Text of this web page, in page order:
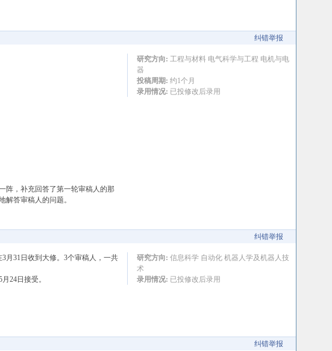
纠错举报
阵，补充回答了第一轮审稿人的那
答审稿人的问题。
研究方向: 工程与材料 电气科学与工程 电机与电
器
投稿周期: 约1个月
录用情况: 已投修改后录用
纠错举报
月31日收到大修。3个审稿人，一共
24日接受。
研究方向: 信息科学 自动化 机器人学及机器人技
术
录用情况: 已投修改后录用
纠错举报